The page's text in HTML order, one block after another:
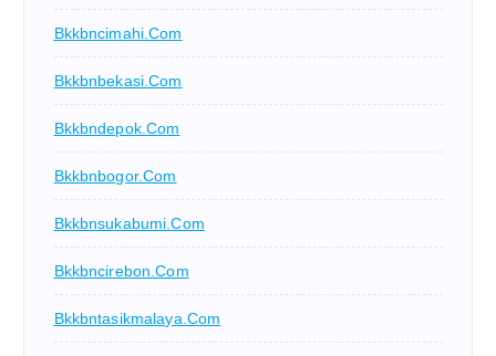
Bkkbncimahi.com
Bkkbnbekasi.com
Bkkbndepok.com
Bkkbnbogor.com
Bkkbnsukabumi.com
Bkkbncirebon.com
Bkkbntasikmalaya.com